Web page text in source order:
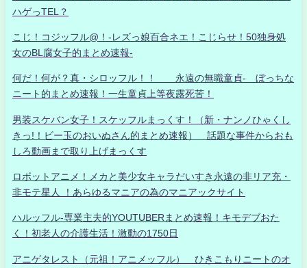
ハゲっTEL？
こじ！コジッフル@！-レズっ娘百合ネエ！こじらせ！50独身処
女のBL腐女子的まとめ速報-
何だ！何が？真・シロッフル！！ 永遠の無職童貞- ぼっちな
ニート的まとめ速報！一生童貞上等夜露死苦！
男装スケバン女子！スケッフルまっくす！（新・ナンノひゃくし
きっ!！ビー玉のおいぬさん的まとめ速報） 話題な事件からおも
しろ動画まで取り上げまっくす
ロボットアニメ！メカと美少女キャラだいすき永遠の非リア充・
非モテ星人 ！あらゆるマニアの為のマニアックサイト
ハルッフル-専業主夫的YOUTUBERまとめ速報！キモデブおた
く！初老人の介護生活！激動の1750日
アニゲタレスト（元祖！アニメッフル） ひきこもりニートのオ